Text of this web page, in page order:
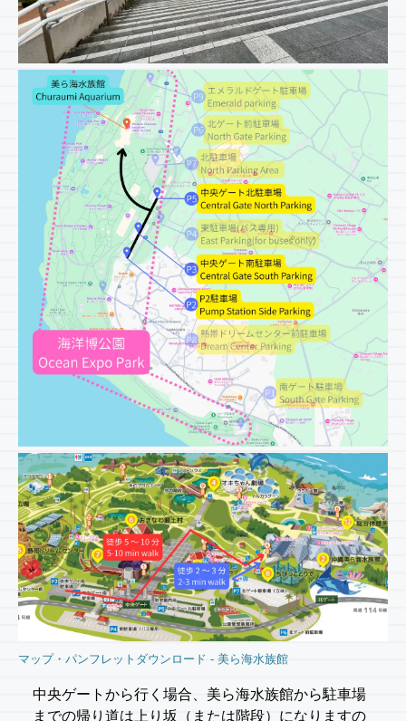
マップ・パンフレットダウンロード - 美ら海水族館
中央ゲートから行く場合、美ら海水族館から駐車場
までの帰り道は上り坂（または階段）になりますの